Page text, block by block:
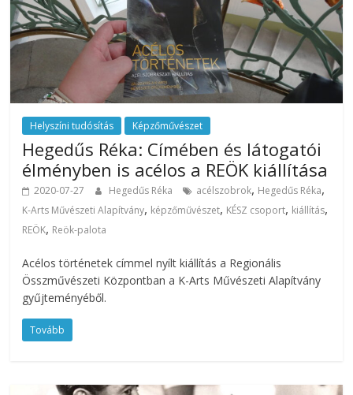
Helyszíni tudósítás Képzőművészet
Hegedűs Réka: Címében és látogatói
élményben is acélos a REÖK kiállítása
2020-07-27 Hegedűs Réka acélszobrok, Hegedűs Réka,
K-Arts Művészeti Alapítvány, képzőművészet, KÉSZ csoport, kiállítás,
REÖK, Reök-palota
Acélos történetek címmel nyílt kiállítás a Regionális
Összművészeti Központban a K-Arts Művészeti Alapítvány
gyűjteményéből.
Tovább